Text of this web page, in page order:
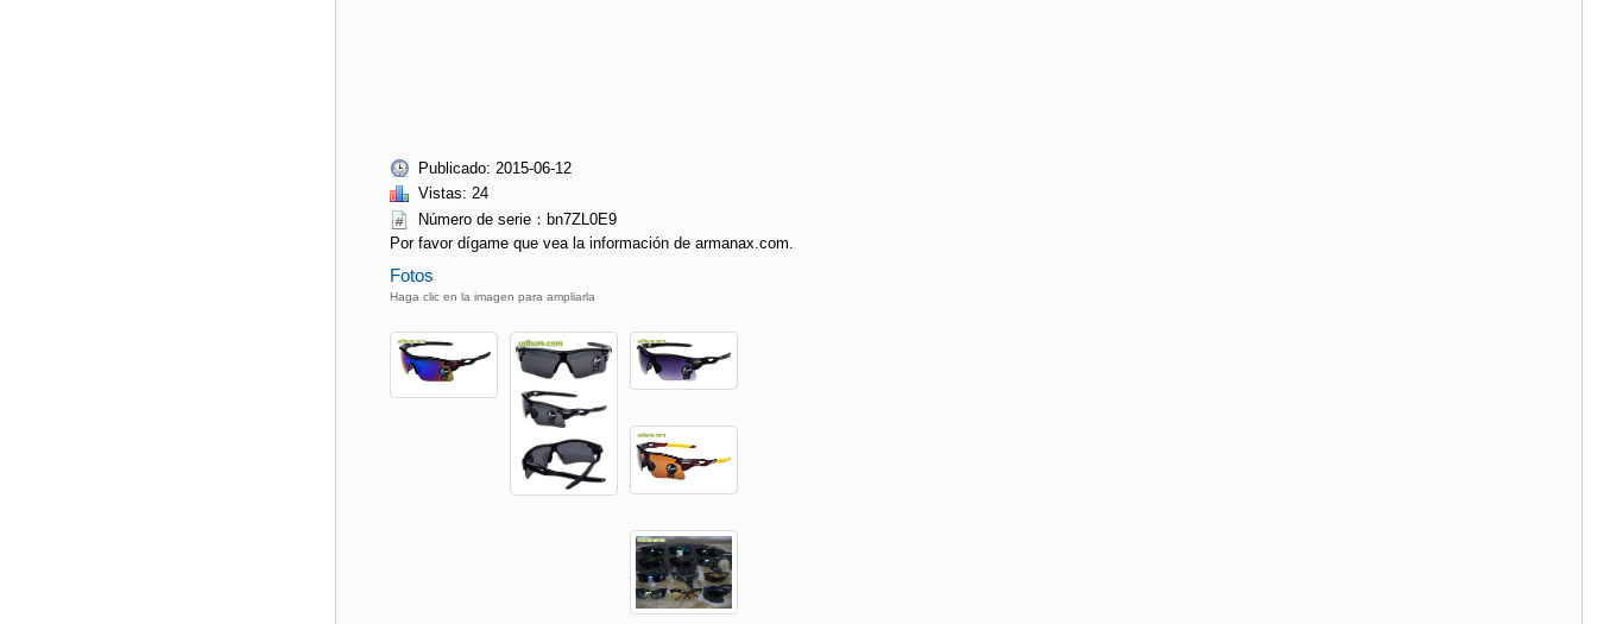
Publicado: 2015-06-12
Vistas: 24
Número de serie：bn7ZL0E9
Por favor dígame que vea la información de armanax.com.
Fotos
Haga clic en la imagen para ampliarla